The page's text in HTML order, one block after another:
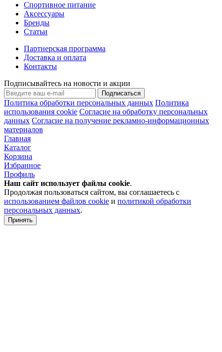
Спортивное питание
Аксессуары
Бренды
Статьи
Партнерская программа
Доставка и оплата
Контакты
Подписывайтесь на новости и акции
Подписаться
Политика обработки персональных данных Политика
использования cookie Согласие на обработку персональных
данных Согласие на получение рекламно-информационных
материалов
Главная
Каталог
Корзина
Избранное
Профиль
Наш сайт использует файлы cookie.
Продолжая пользоваться сайтом, вы соглашаетесь с
использованием файлов cookie и политикой обработки
персональных данных.
Принять